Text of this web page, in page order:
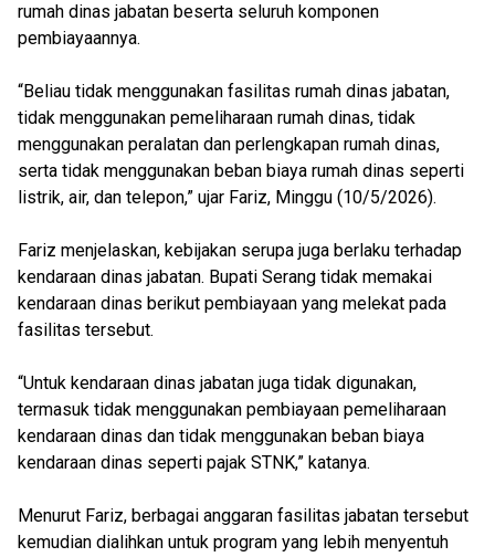
rumah dinas jabatan beserta seluruh komponen
pembiayaannya.
“Beliau tidak menggunakan fasilitas rumah dinas jabatan,
tidak menggunakan pemeliharaan rumah dinas, tidak
menggunakan peralatan dan perlengkapan rumah dinas,
serta tidak menggunakan beban biaya rumah dinas seperti
listrik, air, dan telepon,” ujar Fariz, Minggu (10/5/2026).
Fariz menjelaskan, kebijakan serupa juga berlaku terhadap
kendaraan dinas jabatan. Bupati Serang tidak memakai
kendaraan dinas berikut pembiayaan yang melekat pada
fasilitas tersebut.
“Untuk kendaraan dinas jabatan juga tidak digunakan,
termasuk tidak menggunakan pembiayaan pemeliharaan
kendaraan dinas dan tidak menggunakan beban biaya
kendaraan dinas seperti pajak STNK,” katanya.
Menurut Fariz, berbagai anggaran fasilitas jabatan tersebut
kemudian dialihkan untuk program yang lebih menyentuh